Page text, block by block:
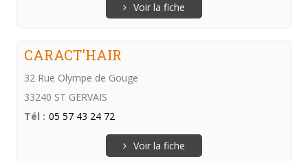
Voir la fiche
CARACT'HAIR
32 Rue Olympe de Gouge
33240 ST GERVAIS
Tél : 05 57 43 24 72
Voir la fiche